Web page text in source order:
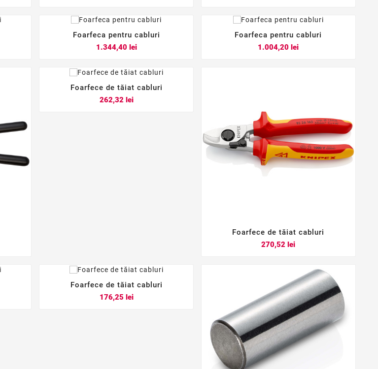
  
Foarfeca pentru cabluri
1.344,40 leiPret   
Foarfeca pentru cabluri
1.004,20 leiPret

Foarfece de tăiat cabluri
262,32 leiPret

Foarfece de tăiat cabluri
270,52 leiPret

Foarfece de tăiat cabluri
176,25 leiPret